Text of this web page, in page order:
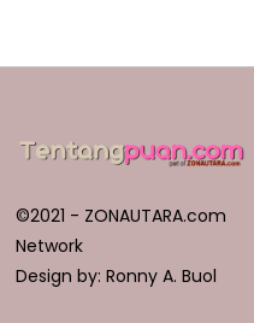
0
©2021 - ZONAUTARA.com
Network
Design by: Ronny A. Buol